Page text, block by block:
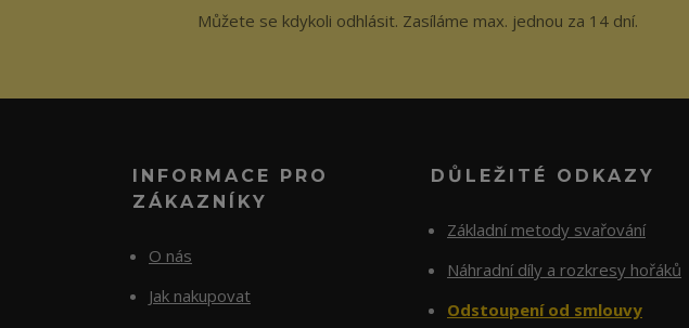
Můžete se kdykoli odhlásit. Zasíláme max. jednou za 14 dní.
INFORMACE PRO
ZÁKAZNÍKY
O nás
Jak nakupovat
DŮLEŽITÉ ODKAZY
Základní metody svařování
Náhradní díly a rozkresy hořáků
Odstoupení od smlouvy